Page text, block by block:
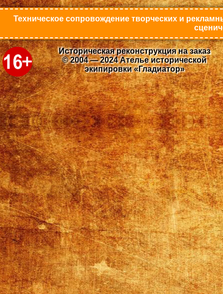
Техническое сопровождение творческих и
Историческая реконструкция на заказ
© 2004 — 2024 Ателье исторической
экипировки «Гладиатор»